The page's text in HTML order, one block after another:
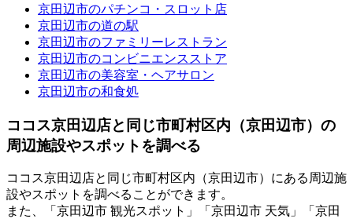
京田辺市のパチンコ・スロット店
京田辺市の道の駅
京田辺市のファミリーレストラン
京田辺市のコンビニエンスストア
京田辺市の美容室・ヘアサロン
京田辺市の和食処
ココス京田辺店と同じ市町村区内（京田辺市）の
周辺施設やスポットを調べる
ココス京田辺店と同じ市町村区内（京田辺市）にある周辺施
設やスポットを調べることができます。
また、「京田辺市 観光スポット」「京田辺市 天気」「京田